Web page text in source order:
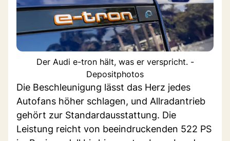
Der Audi e-tron hält, was er verspricht. -
Depositphotos
Die Beschleunigung lässt das Herz jedes
Autofans höher schlagen, und Allradantrieb
gehört zur Standardausstattung. Die
Leistung reicht von beeindruckenden 522 PS